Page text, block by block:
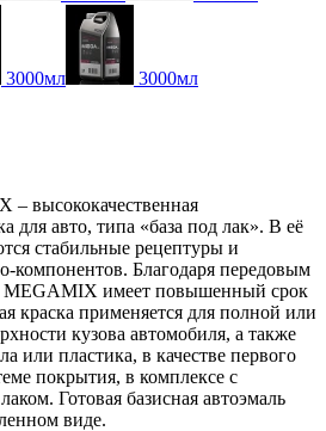
3000мл 3000мл
– высококачественная
для авто, типа «база под лак». В её
стабильные рецептуры и
компонентов. Благодаря передовым
MEGAMIX имеет повышенный срок
краска применяется для полной или
кузова автомобиля, а также
или пластика, в качестве первого
покрытия, в комплексе с
Готовая базисная автоэмаль
виде.